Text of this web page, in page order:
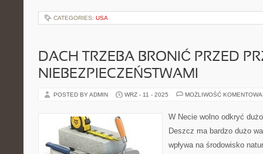
CATEGORIES: USA
DACH TRZEBA BRONIĆ PRZED
NIEBEZPIECZEŃSTWAMI
POSTED BY ADMIN WRZ - 11 - 2025 MOŻLIWOŚĆ
W Necie wolno odkryć
Deszcz ma bardzo dużo
wpływa na środowisko